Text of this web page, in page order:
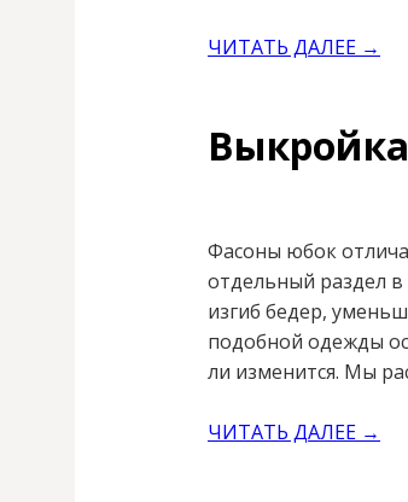
ЧИТАТЬ ДАЛЕЕ →
Фасоны юбок
отдельный раздел
изгиб бедер,
подобной одежды
ли изменится. Мы
ЧИТАТЬ ДАЛЕЕ →